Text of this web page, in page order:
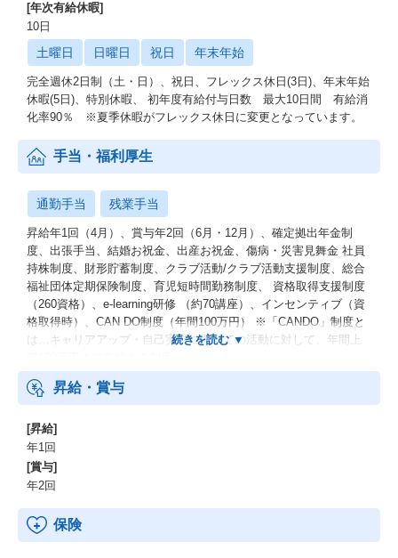
[年次有給休暇]
10日
土曜日 日曜日 祝日 年末年始
完全週休2日制（土・日）、祝日、フレックス休日(3日)、年末年始
休暇(5日)、特別休暇、 初年度有給付与日数 最大10日間 有給消
化率90％ ※夏季休暇がフレックス休日に変更となっています。
手当・福利厚生
通勤手当 残業手当
昇給年1回（4月）、賞与年2回（6月・12月）、確定拠出年金制
度、出張手当、結婚お祝金、出産お祝金、傷病・災害見舞金 社員
持株制度、財形貯蓄制度、クラブ活動/クラブ活動支援制度、総合
福祉団体定期保険制度、育児短時間勤務制度、 資格取得支援制度
（260資格）、e-learning研修 （約70講座）、インセンティブ（資
格取得時）、CAN DO制度（年間100万円） ※「CANDO」制度と
は…キャリアアップ・自己実現に向けての活動に対して、年間上
昇給・賞与
[昇給]
年1回
[賞与]
年2回
保険